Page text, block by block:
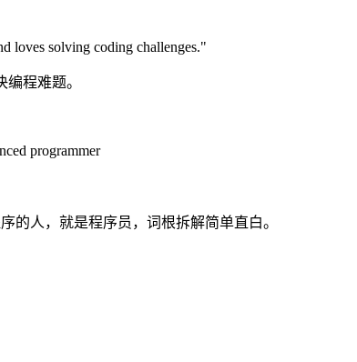
loves solving coding challenges."
程难题。
programmer
的人，就是程序员，词根拆解简单直白。